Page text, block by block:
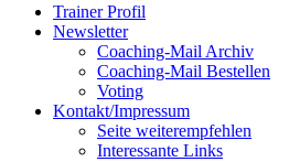
Trainer Profil
Newsletter
Coaching-Mail Archiv
Coaching-Mail Bestellen
Voting
Kontakt/Impressum
Seite weiterempfehlen
Interessante Links